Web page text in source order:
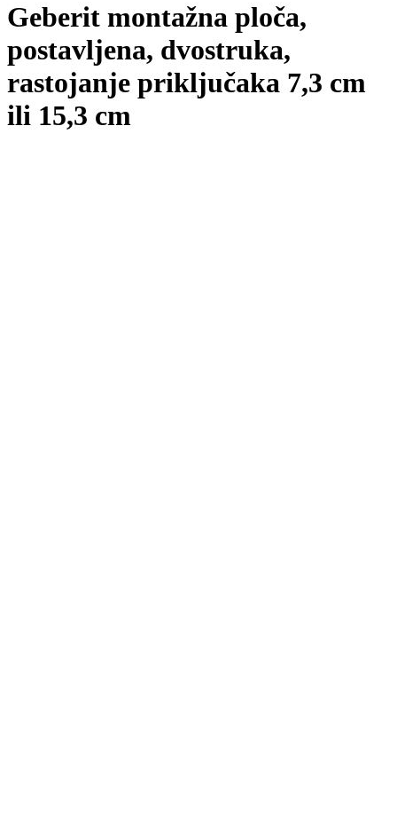
Geberit montažna ploča,
postavljena, dvostruka,
rastojanje priključaka 7,3 cm
ili 15,3 cm